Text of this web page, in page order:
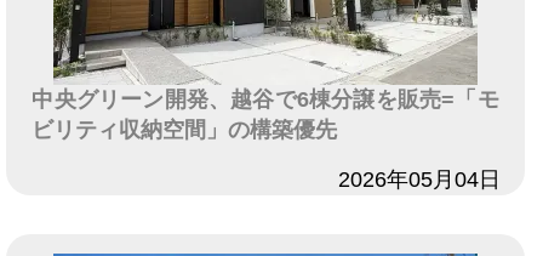
中央グリーン開発、越谷で6棟分譲を販売=「モ
ビリティ収納空間」の構築優先
2026年05月04日